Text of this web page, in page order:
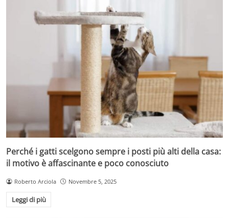
Perché i gatti scelgono sempre i posti più alti della casa:
il motivo è affascinante e poco conosciuto
Roberto Arciola Novembre 5, 2025
Leggi di più